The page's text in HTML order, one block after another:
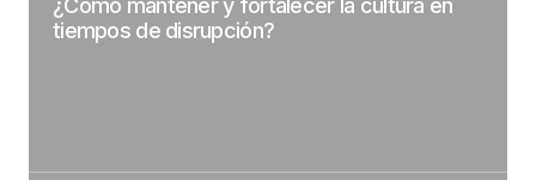
¿Cómo mantener y fortalecer la cultura en
tiempos de disrupción?